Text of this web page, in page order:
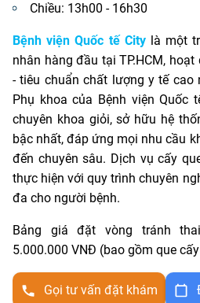
Chiều: 13h00 - 16h30
Bệnh viện Quốc tế City là một
nhân hàng đầu tại TP.HCM,
- tiêu chuẩn chất lượng y tế cao
Phụ khoa của Bệnh viện Quốc
chuyên khoa giỏi, sở hữu hệ
bậc nhất, đáp ứng mọi nhu cầu
đến chuyên sâu. Dịch vụ cấy
thực hiện với quy trình chuyên
đa cho người bệnh.
Bảng giá đặt vòng tránh
5.000.000 VNĐ (bao gồm que
Gọi tư vấn đặt khám